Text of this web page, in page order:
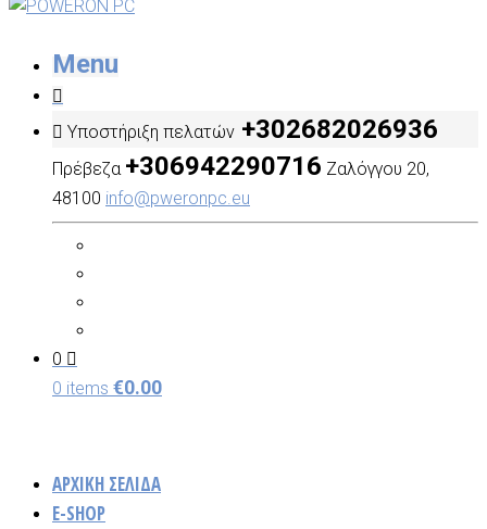
Menu
Υποστήριξη πελατών +302682026936
Πρέβεζα +306942290716 Ζαλόγγου 20,
48100 info@pweronpc.eu
0
0 items €0.00
ΑΡΧΙΚΗ ΣΕΛΙΔΑ
E-SHOP